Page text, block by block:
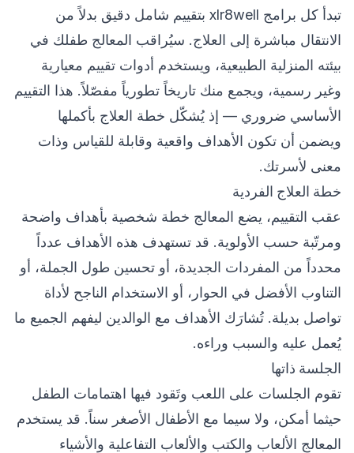
تبدأ كل برامج xlr8well بتقييم شامل دقيق بدلاً من
الانتقال مباشرة إلى العلاج. سيُراقب المعالج طفلك في
بيئته المنزلية الطبيعية، ويستخدم أدوات تقييم معيارية
وغير رسمية، ويجمع منك تاريخاً تطورياً مفصّلاً. هذا التقييم
الأساسي ضروري — إذ يُشكّل خطة العلاج بأكملها
ويضمن أن تكون الأهداف واقعية وقابلة للقياس وذات
معنى لأسرتك.
خطة العلاج الفردية
عقب التقييم، يضع المعالج خطة شخصية بأهداف واضحة
ومرتّبة حسب الأولوية. قد تستهدف هذه الأهداف عدداً
محدداً من المفردات الجديدة، أو تحسين طول الجملة، أو
التناوب الأفضل في الحوار، أو الاستخدام الناجح لأداة
تواصل بديلة. تُشارَك الأهداف مع الوالدين ليفهم الجميع ما
يُعمل عليه والسبب وراءه.
الجلسة ذاتها
تقوم الجلسات على اللعب وتَقود فيها اهتمامات الطفل
حيثما أمكن، ولا سيما مع الأطفال الأصغر سناً. قد يستخدم
المعالج الألعاب والكتب والألعاب التفاعلية والأشياء